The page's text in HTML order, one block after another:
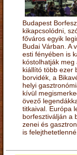
Budapest
kikapcsolódni,
főváros egyik
Budai Várban. A
esti fényében is
kóstolhatják
kiállító több ezer
borvidék, a
helyi
kívül
övező
titkaival. Európa
borfesztiválján a
zenei és
is felejthetetlenné.